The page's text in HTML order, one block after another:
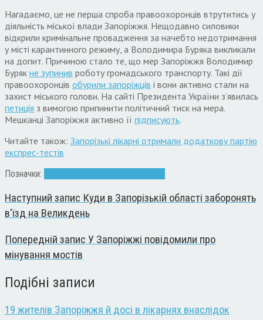
Нагадаємо, це не перша спроба правоохоронців втрутитись у
діяльність міської влади Запоріжжя. Нещодавно силовики
відкрили кримінальне провадження за начебто недотримання
у місті карантинного режиму, а Володимира Буряка викликали
на допит. Причиною стало те, що мер Запоріжжя Володимир
Буряк не зупинив роботу громадського транспорту. Такі дії
правоохоронців обурили запоріжців і вони активно стали на
захист міського голови. На сайті Президента України з’явилась
петиція з вимогою припинити політичний тиск на мера.
Мешканці Запоріжжя активно її підписують.
Читайте також: Запорізькі лікарні отримали додаткову партію
експрес-тестів
Позначки:
Наступний запис Куди в Запорізькій області заборонять
в'їзд на Великдень
Попередній запис У Запоріжжі повідомили про
мінування мостів
Подібні записи
19 жителів Запоріжжя й досі в лікарнях внаслідок